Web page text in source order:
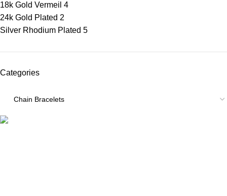
18k Gold Vermeil 4
24k Gold Plated 2
Silver Rhodium Plated 5
Categories